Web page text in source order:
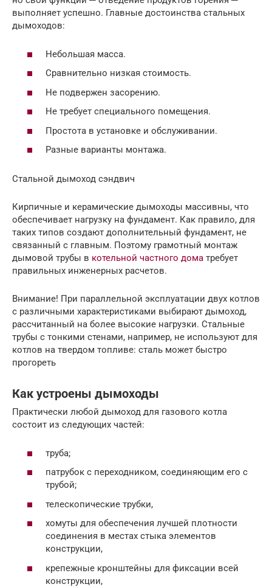
выполняет успешно. Главные достоинства стальных
дымоходов:
Небольшая масса.
Сравнительно низкая стоимость.
Не подвержен засорению.
Не требует специального помещения.
Простота в установке и обслуживании.
Разные варианты монтажа.
Стальной дымоход сэндвич
Кирпичные и керамические дымоходы массивны, что
обеспечивает нагрузку на фундамент. Как правило, для
таких типов создают дополнительный фундамент, не
связанный с главным. Поэтому грамотный монтаж
дымовой трубы в котельной частного дома требует
правильных инженерных расчетов.
Внимание! При параллельной эксплуатации двух котлов
с различными характеристиками выбирают дымоход,
рассчитанный на более высокие нагрузки. Стальные
трубы с тонкими стенами, например, не используют для
котлов на твердом топливе: сталь может быстро
прогореть
Как устроены дымоходы
Практически любой дымоход для газового котла
состоит из следующих частей:
труба;
патрубок с переходником, соединяющим его с
трубой;
телескопические трубки,
хомуты для обеспечения лучшей плотности
соединения в местах стыка элементов
конструкции,
крепежные кронштейны для фиксации всей
конструкции,